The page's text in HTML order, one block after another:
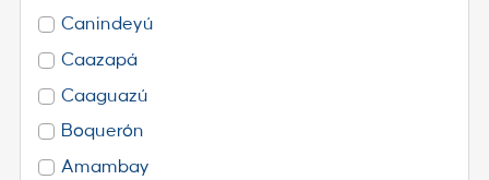
Canindeyú
Caazapá
Caaguazú
Boquerón
Amambay